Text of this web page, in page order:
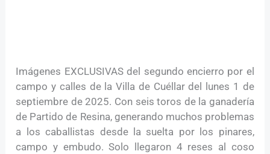
Imágenes EXCLUSIVAS del segundo encierro por el
campo y calles de la Villa de Cuéllar del lunes 1 de
septiembre de 2025. Con seis toros de la ganadería
de Partido de Resina, generando muchos problemas
a los caballistas desde la suelta por los pinares,
campo y embudo. Solo llegaron 4 reses al coso